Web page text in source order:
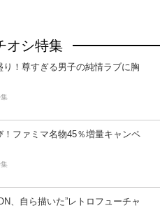
オシ特集
り！尊すぎる男子の純情ラブに胸
！ファミマ名物45％増量キャンペ
、自ら描いた”レトロフューチャ